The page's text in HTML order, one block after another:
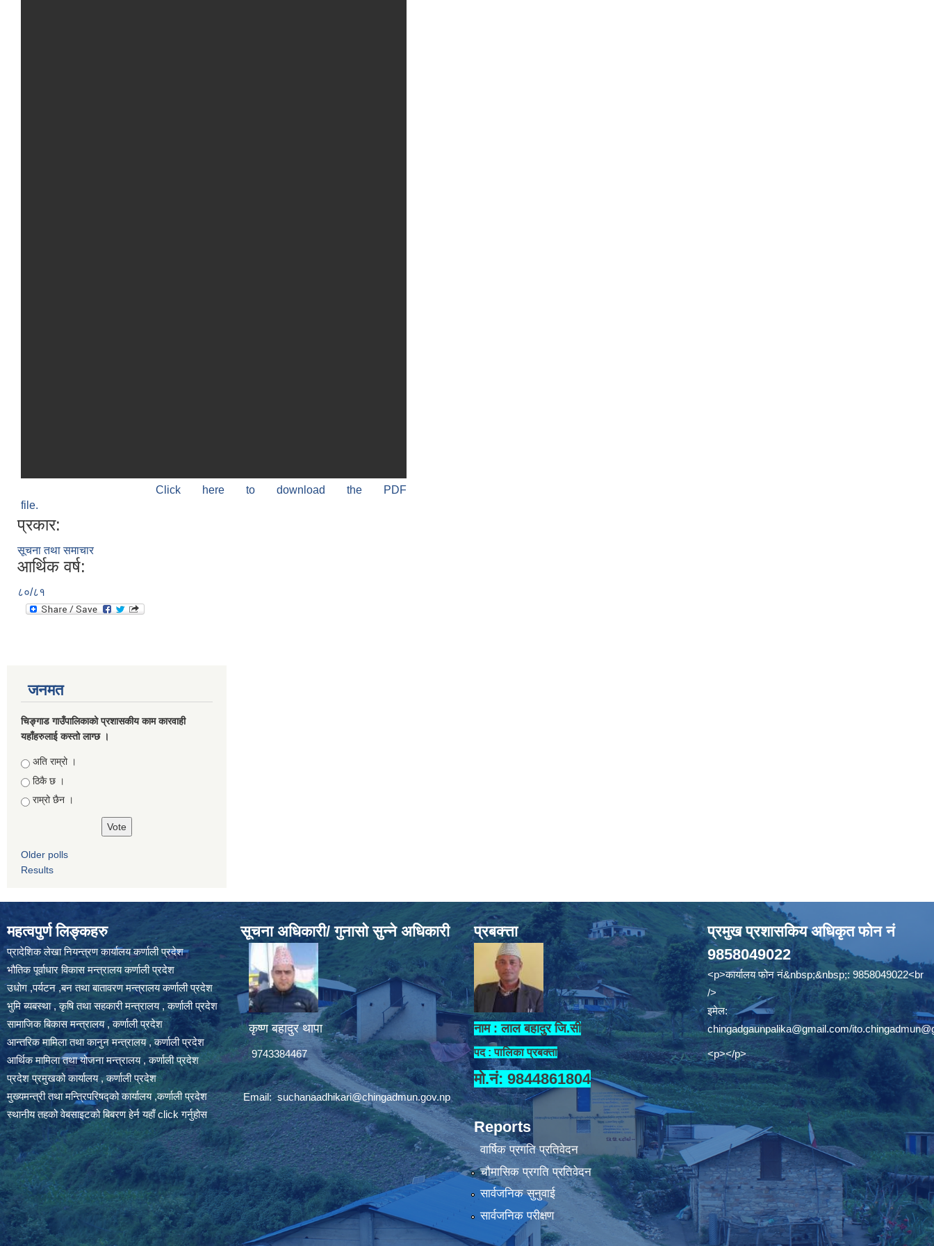
Click here to download the PDF
file.
प्रकार:
सूचना तथा समाचार
आर्थिक वर्ष:
८०/८१
जनमत
चिङ्गाड गाउँपालिकाको प्रशासकीय काम कारवाही
यहाँहरुलाई कस्तो लाग्छ ।
Choices
अति राम्रो ।
ठिकै छ ।
राम्रो छैन ।
Older polls
Results
महत्वपुर्ण लिङ्कहरु
प्रादेशिक लेखा नियन्त्रण कार्यालय कर्णाली प्रदेश
भौतिक पूर्वाधार विकास मन्त्रालय कर्णाली प्रदेश
उधोग ,पर्यटन ,बन तथा बातावरण मन्त्रालय कर्णाली प्रदेश
भुमि ब्यबस्था , कृषि तथा सहकारी मन्त्रालय , कर्णाली प्रदेश
सामाजिक बिकास मन्त्रालय , कर्णाली प्रदेश
आन्तरिक मामिला तथा कानुन मन्त्रालय , कर्णाली प्रदेश
आर्थिक मामिला तथा योजना मन्त्रालय , कर्णाली प्रदेश
प्रदेश प्रमुखको कार्यालय , कर्णाली प्रदेश
मुख्यमन्त्री तथा मन्त्रिपरिषद्को कार्यालय ,कर्णाली प्रदेश
स्थानीय तहको वेबसाइटको बिबरण हेर्न यहाँ click गर्नुहोस
सूचना अधिकारी/ गुनासो सुन्ने अधिकारी
कृष्ण बहादुर थापा
9743384467
Email:suchanaadhikari@chingadmun.gov.np
प्रबक्त्ता
नाम : लाल बहादुर जि.सी
पद : पालिका प्रबक्ता
मो.नं: 9844861804
Reports
वार्षिक प्रगति प्रतिवेदन
चौमासिक प्रगति प्रतिवेदन
सार्वजनिक सुनुवाई
सार्वजनिक परीक्षण
प्रमुख प्रशासकिय अधिकृत फोन नं
9858049022
<p>कार्यालय फोन नं&nbsp;&nbsp;: 9858049022<br
/>
इमेल:
chingadgaunpalika@gmail.com/
<p></p>